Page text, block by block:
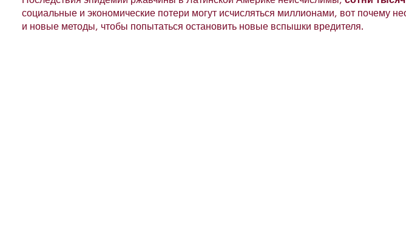
социальные и экономические потери могут исчисляться миллионами, вот почему
и новые методы, чтобы попытаться остановить новые вспышки вредителя.